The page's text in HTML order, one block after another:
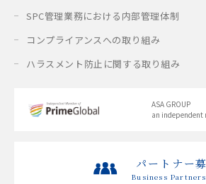
SPC管理業務における内部管理体制
コンプライアンスへの取り組み
ハラスメント防止に関する取り組み
ASA GROUP
an independent
パートナー
Business